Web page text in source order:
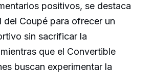
positivos, se destaca
del Coupé para ofrecer un
sin sacrificar la
que el Convertible
buscan experimentar la